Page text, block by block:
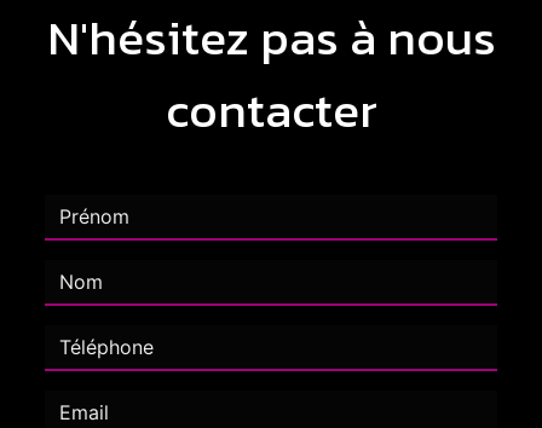
N'hésitez pas à nous
contacter